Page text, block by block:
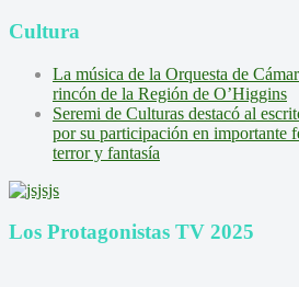
Cultura
La música de la Orquesta de
rincón de la Región de O’Higgins
Seremi de Culturas destacó al
por su participación en importante
terror y fantasía
Los Protagonistas TV 2025